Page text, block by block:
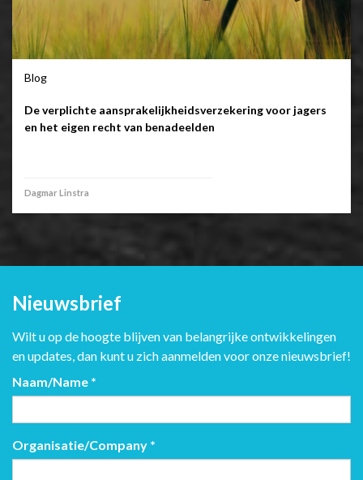
Blog
De verplichte aansprakelijkheidsverzekering voor jagers
en het eigen recht van benadeelden
Dagmar Linstra
Nieuwsbrief
Wilt u op de hoogte blijven van belangrijke ontwikkelingen
en updates, dan kunt u zich aanmelden voor onze nieuwsbrief!
Naam/Name *
Organisatie/Company *